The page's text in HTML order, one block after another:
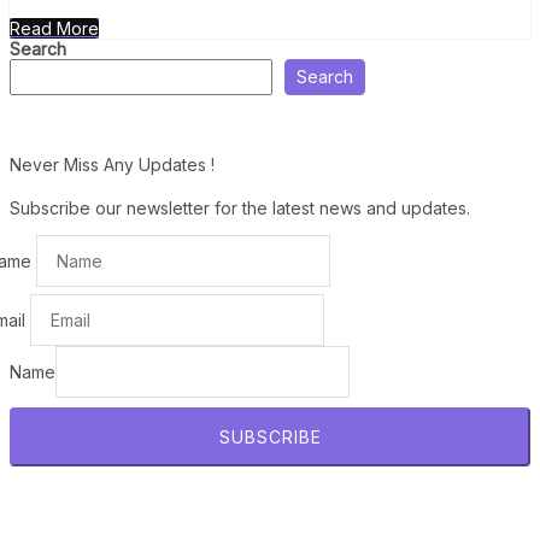
Read More
Search
Search
Never Miss Any Updates !
Subscribe our newsletter for the latest news and updates.
Name
SUBSCRIBE